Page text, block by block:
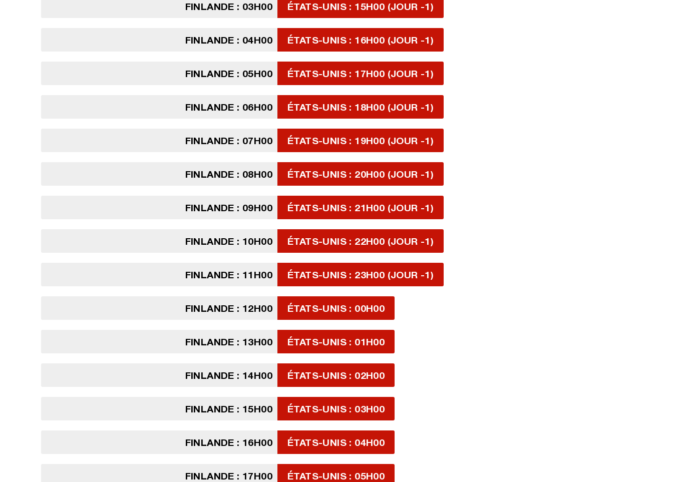
FINLANDE : 03H00 ÉTATS-UNIS : 15H00 (JOUR -1)
FINLANDE : 04H00 ÉTATS-UNIS : 16H00 (JOUR -1)
FINLANDE : 05H00 ÉTATS-UNIS : 17H00 (JOUR -1)
FINLANDE : 06H00 ÉTATS-UNIS : 18H00 (JOUR -1)
FINLANDE : 07H00 ÉTATS-UNIS : 19H00 (JOUR -1)
FINLANDE : 08H00 ÉTATS-UNIS : 20H00 (JOUR -1)
FINLANDE : 09H00 ÉTATS-UNIS : 21H00 (JOUR -1)
FINLANDE : 10H00 ÉTATS-UNIS : 22H00 (JOUR -1)
FINLANDE : 11H00 ÉTATS-UNIS : 23H00 (JOUR -1)
FINLANDE : 12H00 ÉTATS-UNIS : 00H00
FINLANDE : 13H00 ÉTATS-UNIS : 01H00
FINLANDE : 14H00 ÉTATS-UNIS : 02H00
FINLANDE : 15H00 ÉTATS-UNIS : 03H00
FINLANDE : 16H00 ÉTATS-UNIS : 04H00
FINLANDE : 17H00 ÉTATS-UNIS : 05H00